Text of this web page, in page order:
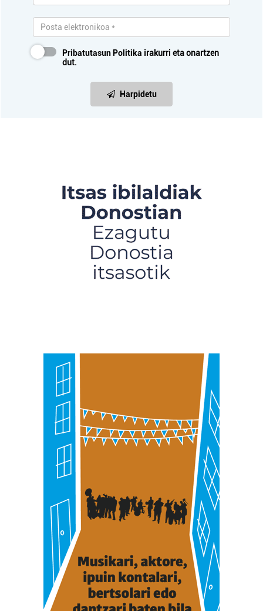
Pribatutasun Politika irakurri eta onartzen
dut.
Harpidetu